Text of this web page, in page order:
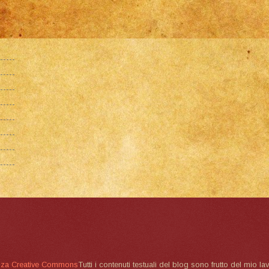
Creative CommonsTutti i contenuti testuali del blog sono frutto del mio